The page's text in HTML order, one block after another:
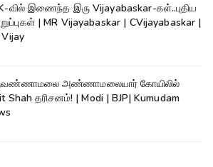
வில் இணைந்த இரு Vijayabaskar-கள்..புதிய
| MR Vijayabaskar | CVijayabaskar |
Vijay
அண்ணாமலையார் கோயிலில்
தரிசனம்! | Modi | BJP| Kumudam